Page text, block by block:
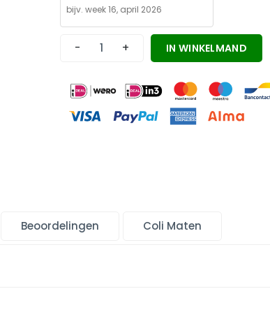
- + IN WINKELMAND
Beoordelingen Coli Maten